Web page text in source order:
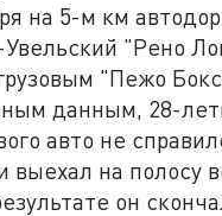
на 5-м км
"Рено
"Пежо
данным, 28-
авто не
выехал на полосу
он